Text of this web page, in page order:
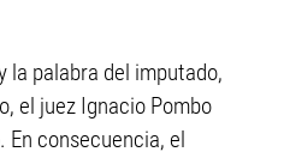
la palabra del imputado,
el juez Ignacio Pombo
En consecuencia, el